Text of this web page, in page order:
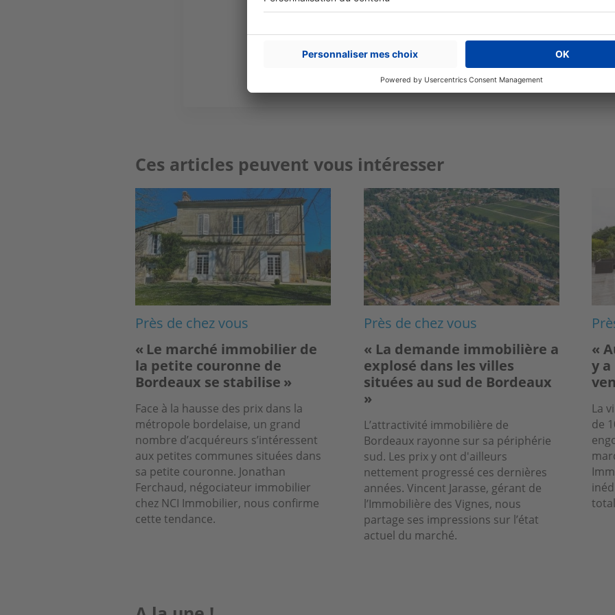
expert immobilier
Ces articles peuvent vous intéresser
Image
Près de chez vous
« Le marché immobilier de
la petite couronne de
Bordeaux se stabilise »
Face à la hausse des prix dans la
métropole bordelaise, un grand
nombre d’acquéreurs s’intéressent
aux petites communes situées dans
sa petite couronne. Jonathan
Ferchaud, négociateur immobilier
chez NCI Immobilier, nous confirme
cette tendance.
Image
Près de chez vous
« La demande immobilière a
explosé dans les villes
situées au sud de Bordeaux
»
L’attractivité immobilière de
Bordeaux rayonne sur sa périphérie
sud. Les prix y ont d'ailleurs
nettement progressé ces dernières
années. Vincent Jarasse, gérant de
l’Immobilière des Vignes, nous
partage ses impressions sur l’état
actuel du marché.
«
y
La
de